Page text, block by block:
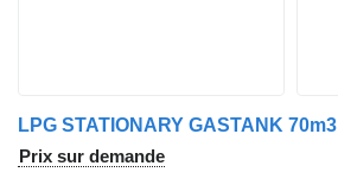
LPG STATIONARY GASTANK 70m3
Prix sur demande